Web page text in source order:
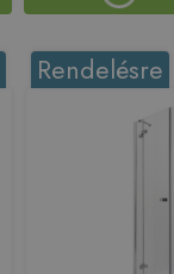
Rendelésre